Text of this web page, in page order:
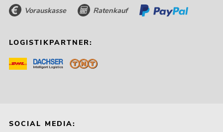
Vorauskasse Ratenkauf
LOGISTIKPARTNER:
SOCIAL MEDIA: